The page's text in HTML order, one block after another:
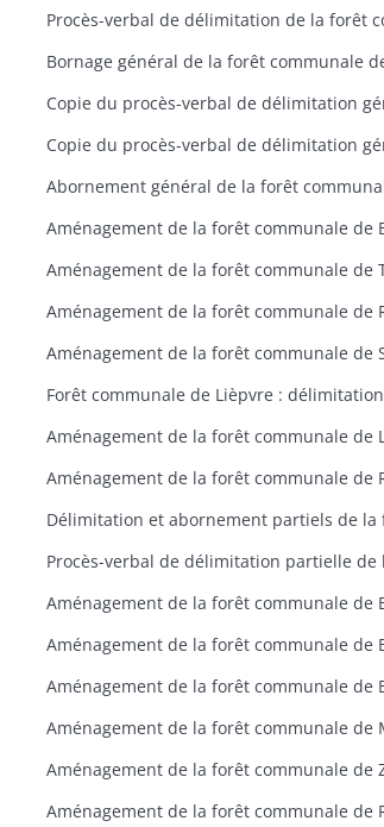
Abornement général de la forêt
Aménagement de la forêt communale de
Aménagement de la forêt communale de
Aménagement de la forêt communale de
Aménagement de la forêt communale de
Aménagement de la forêt communale de
Aménagement de la forêt communale de
Aménagement de la forêt communale de
Aménagement de la forêt communale de
Aménagement de la forêt communale de
Aménagement de la forêt communale de
Aménagement de la forêt communale de
Aménagement de la forêt communale de